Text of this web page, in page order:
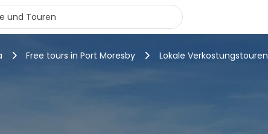
Free tours in Port Moresby Lokale Verkostungstouren